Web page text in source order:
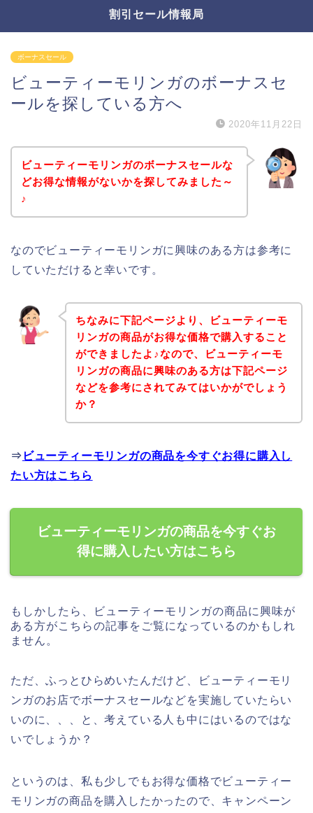
割引セール情報局
ボーナスセール
ビューティーモリンガのボーナスセ
ールを探している方へ
2020年11月22日
ビューティーモリンガのボーナスセールな
どお得な情報がないかを探してみました～
♪
なのでビューティーモリンガに興味のある方は参考に
していただけると幸いです。
ちなみに下記ページより、ビューティーモ
リンガの商品がお得な価格で購入すること
ができましたよ♪なので、ビューティーモ
リンガの商品に興味のある方は下記ページ
などを参考にされてみてはいかがでしょう
か？
⇒ ビューティーモリンガの商品を今すぐお得に購入し
たい方はこちら
ビューティーモリンガの商品を今すぐお
得に購入したい方はこちら
もしかしたら、ビューティーモリンガの商品に興味が
ある方がこちらの記事をご覧になっているのかもしれ
ません。
ただ、ふっとひらめいたんだけど、ビューティーモリ
ンガのお店でボーナスセールなどを実施していたらい
いのに、、、と、考えている人も中にはいるのではな
いでしょうか？
というのは、私も少しでもお得な価格でビューティー
モリンガの商品を購入したかったので、キャンペーン